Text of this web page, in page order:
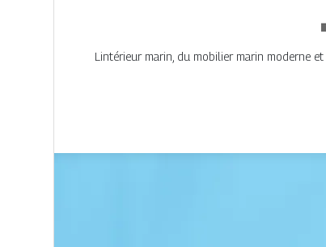
Lintérieur marin, du mobilier marin moderne